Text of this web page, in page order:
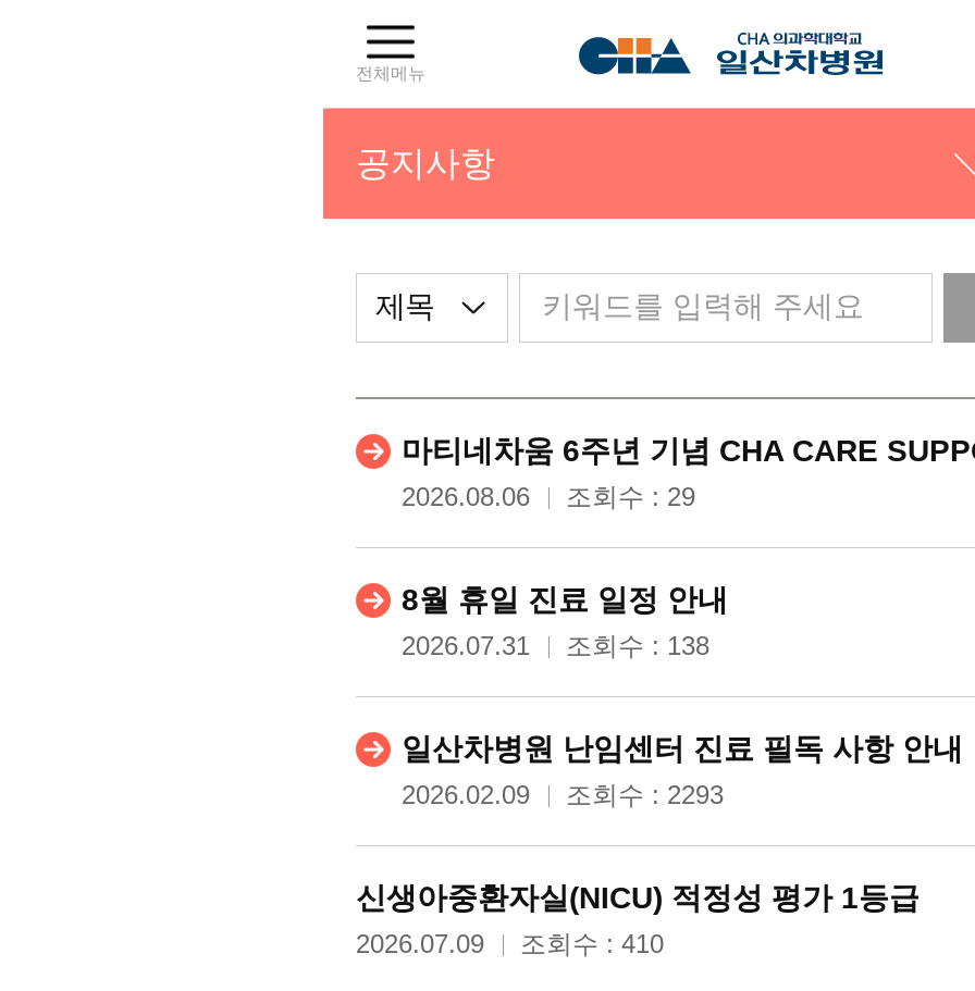
전체메뉴
공지사항
연혁
미션&코어밸류
글로벌 차병원
공지사항
채용소식
차병원 뉴스룸
마티네차움 6주년 기념 CHA CARE
2026.08.06 조회수 : 29
8월 휴일 진료 일정 안내
2026.07.31 조회수 : 138
일산차병원 난임센터 진료 필독 사항 안내
2026.02.09 조회수 : 2293
신생아중환자실(NICU) 적정성 평가 1등급
2026.07.09 조회수 : 410